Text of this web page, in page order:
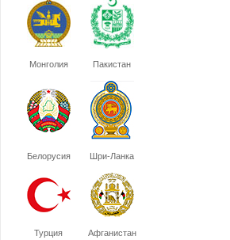
Монголия Пакистан
Белорусия Шри-Ланка
Турция Афганистан